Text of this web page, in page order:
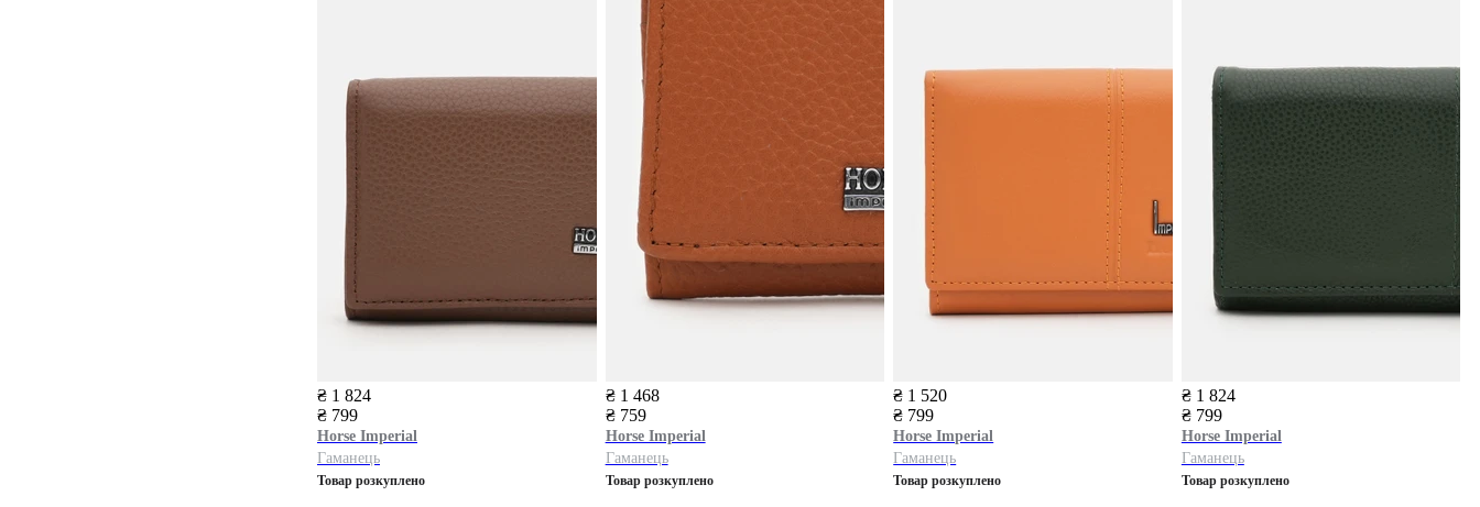
₴ 1 824
₴ 799
Horse Imperial
Гаманець
Товар розкуплено
₴ 1 468
₴ 759
Horse Imperial
Гаманець
Товар розкуплено
₴ 1 520
₴ 799
Horse Imperial
Гаманець
Товар розкуплено
₴ 1 824
₴ 799
Horse Imperial
Гаманець
Товар розкуплено